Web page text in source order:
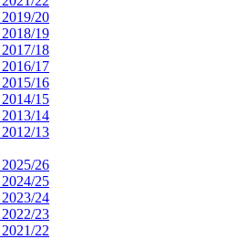
20
19
18
17
16
15
14
13
26
25
24
23
22